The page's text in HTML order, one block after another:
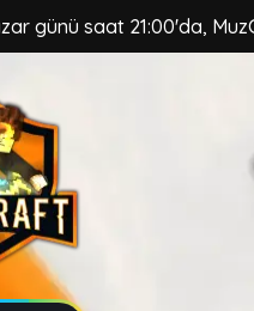
saat 21:00'da, MuzCraft